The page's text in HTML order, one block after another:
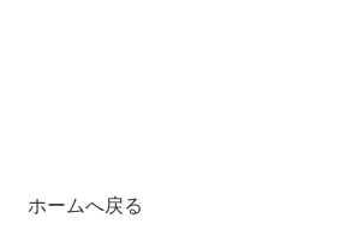
ホームへ戻る